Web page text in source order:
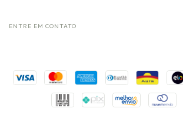
ENTRE EM CONTATO